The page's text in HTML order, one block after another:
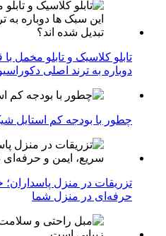
تابلو کلاسیک و تابلو مخمل
دوباره به ترند اصلی
چطور با بودجه کم استایل
تزریقات در منزل
حرفه‌ای در منزل شما